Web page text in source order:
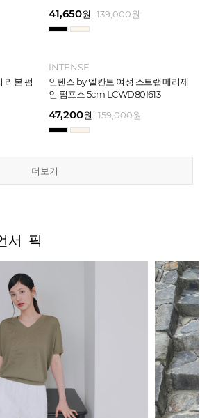
45,900원 159,000원
성 젤리
MAZZ
마쯔 by 엘칸토 여성 크로스 와이드
스트랩 컴포트 샌들 3.5cm LCWW27
45,900원 159,000원
더보기
41,650원 139,000원
INTENSE
인텐스 by 엘칸토 여성 스트랩 메리제
인 펌프스 5cm LCWD80I613
47,200원 159,000원
더보기
45,900원 159,000원
스퀘어
INTENSE
인텐스 by 엘칸토 여성 클래식 스트랩
로퍼 2cm LCWD72I613
27,920원 159,000원
더보기
39,900원 169,000원
프코어
MAZZ
마쯔 by 엘칸토 여성 데이엔 스니커즈
3.5cm LCWS20M613
71,400원 189,000원
더보기
45,900원 159,000원
성 젤리
MAZZ
마쯔 by 엘칸토 여성 크로스 와이드
스트랩 컴포트 샌들 3.5cm LCWW27
45,900원 159,000원
더보기
41,650원 139,000원
INTENSE
인텐스 by 엘칸토 여성 스트랩 메리제
인 펌프스 5cm LCWD80I613
47,200원 159,000원
더보기
서 픽